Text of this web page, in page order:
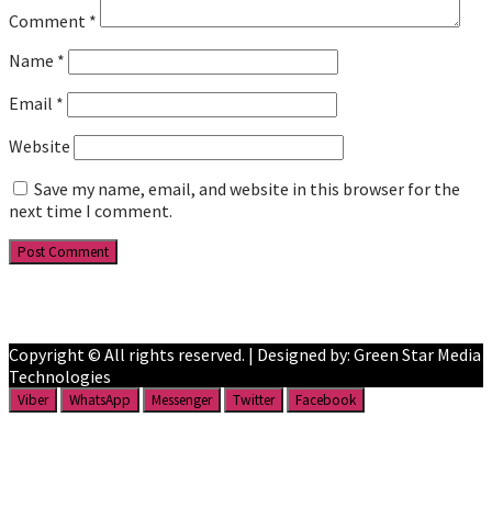
Comment *
Name *
Email *
Website
Save my name, email, and website in this browser for the
next time I comment.
Copyright © All rights reserved. | Designed by: Green Star Media
Technologies
Viber WhatsApp Messenger Twitter Facebook